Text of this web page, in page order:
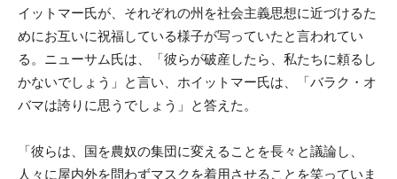
イットマー氏が、それぞれの州を社会主義思想に近づけるた
めにお互いに祝福している様子が写っていたと言われてい
る。ニューサム氏は、「彼らが破産したら、私たちに頼るし
かないでしょう」と言い、ホイットマー氏は、「バラク・オ
バマは誇りに思うでしょう」と答えた。
「彼らは、国を農奴の集団に変えることを長々と議論し、
人々に屋内外を問わずマスクを着用させることを笑っていま